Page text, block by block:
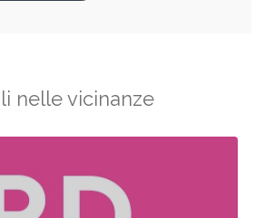
nelle vicinanze